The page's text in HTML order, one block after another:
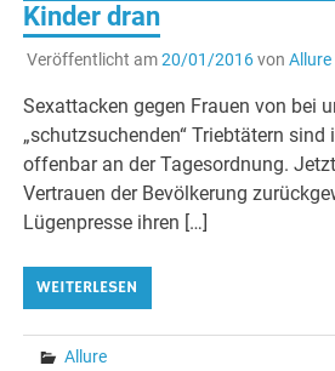
Kinder dran
Veröffentlicht am20/01/2016von Allure
Sexattacken gegen Frauen von bei
„schutzsuchenden“ Triebtätern
offenbar an der Tagesordnung.
Vertrauen der Bevölkerung
Lügenpresse ihren […]
WEITERLESEN
Allure